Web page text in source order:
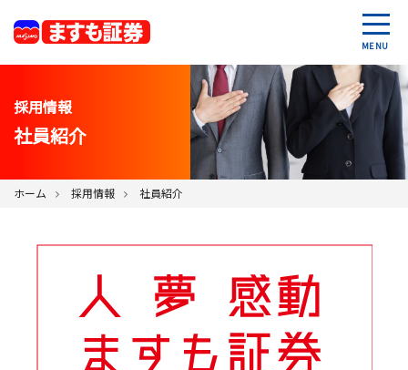
MENU
採用情報
社員紹介
ホーム 採用情報 社員紹介